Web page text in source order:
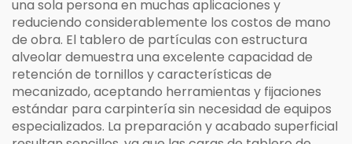
una sola persona en muchas aplicaciones y
reduciendo considerablemente los costos de mano
de obra. El tablero de partículas con estructura
alveolar demuestra una excelente capacidad de
retención de tornillos y características de
mecanizado, aceptando herramientas y fijaciones
estándar para carpintería sin necesidad de equipos
especializados. La preparación y acabado superficial